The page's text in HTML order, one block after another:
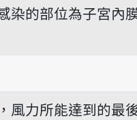
hong
染的部位為子宮內
風力所能達到的最